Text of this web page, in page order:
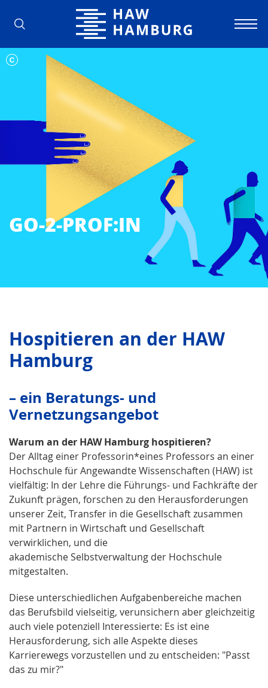
Hochschule für Angewandte
GO-2-PROF:IN
Hospitieren an der HAW
Hamburg
– ein Beratungs- und
Vernetzungsangebot
Warum an der HAW Hamburg hospitieren?
Der Alltag einer Professorin*eines Professors an einer
Hochschule für Angewandte Wissenschaften (HAW) ist
vielfältig: In der Lehre die Führungs- und Fachkräfte der
Zukunft prägen, forschen zu den Herausforderungen
unserer Zeit, Transfer in die Gesellschaft zusammen
mit Partnern in Wirtschaft und Gesellschaft
verwirklichen, und die
akademische Selbstverwaltung der Hochschule
mitgestalten.
Diese unterschiedlichen Aufgabenbereiche machen
das Berufsbild vielseitig, verunsichern aber gleichzeitig
auch viele potenziell Interessierte: Es ist eine
Herausforderung, sich alle Aspekte dieses
Karrierewegs vorzustellen und zu entscheiden: "Passt
das zu mir?"